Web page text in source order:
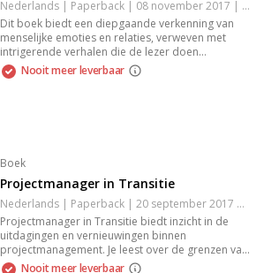
Nederlands | Paperback | 08 november 2017 | 188 pagina's | 9789463010733
Dit boek biedt een diepgaande verkenning van
menselijke emoties en relaties, verweven met
intrigerende verhalen die de lezer doen
reflecteren op eigen ervaringen. De auteur biedt
heldere inzichten en krachtige thema's die je
Nooit meer leverbaar
Boek
Projectmanager in Transitie
Nederlands | Paperback | 20 september 2017 | Onbekend | 9789401802123
Projectmanager in Transitie biedt inzicht in de
uitdagingen en vernieuwingen binnen
projectmanagement. Je leest over de grenzen van
traditionele methoden, nieuwe aanpakken, de rol
Nooit meer leverbaar